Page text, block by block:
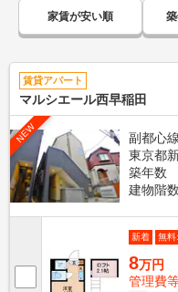
家賃が安い順
賃貸アパート
マルシエール西早稲田
NEW
副都心
東京都
築年数
建物階数
新着 無料
8万円
管理費